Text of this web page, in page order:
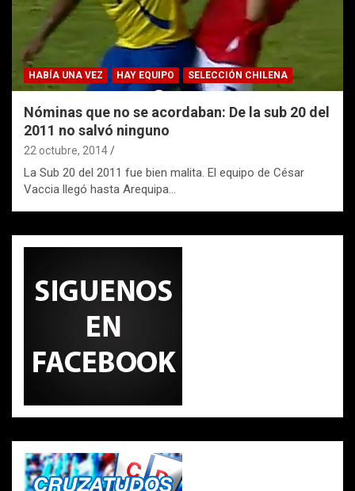
HABÍA UNA VEZ HAY EQUIPO SELECCIÓN CHILENA
Nóminas que no se acordaban: De la sub 20 del
2011 no salvó ninguno
22 octubre, 2014
La Sub 20 del 2011 fue bien malita. El equipo de César
Vaccia llegó hasta Arequipa…